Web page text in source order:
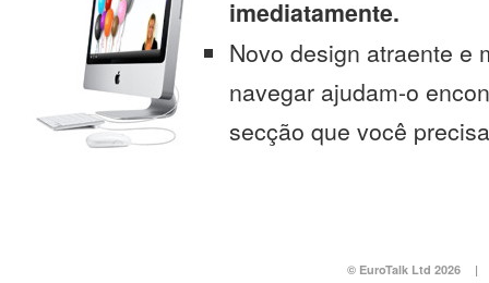
imediatamente.
Novo design atraente e
navegar ajudam-o
secção que você
© EuroTalk Ltd 2026 |